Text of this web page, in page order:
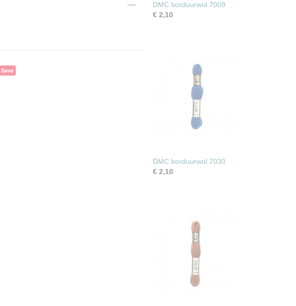
Save
DMC borduurwol 7009
€ 2,10
DMC borduurwol 7030
€ 2,10